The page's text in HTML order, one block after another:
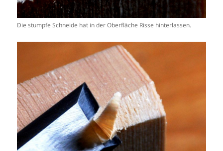
Die stumpfe Schneide hat in der Oberfläche Risse hinterlassen.